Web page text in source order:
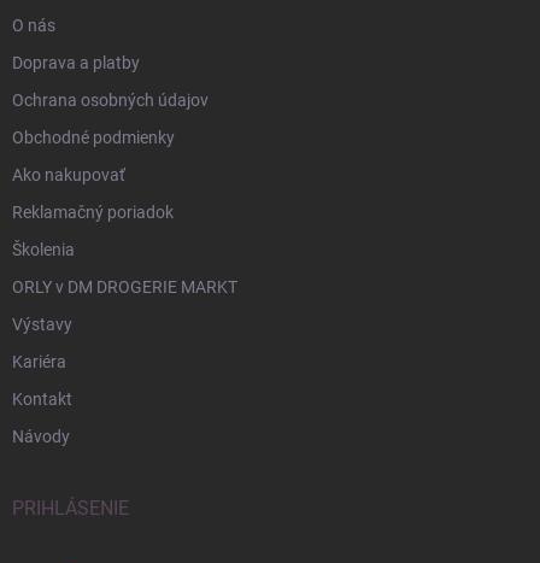
O nás
Doprava a platby
Ochrana osobných údajov
Obchodné podmienky
Ako nakupovať
Reklamačný poriadok
Školenia
ORLY v DM DROGERIE MARKT
Výstavy
Kariéra
Kontakt
Návody
PRIHLÁSENIE